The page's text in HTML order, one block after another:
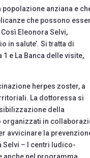
anziana e
che possono
Eleonora Selvi,
in salute’. Si tratta di
e La Banca delle visite,
herpes zoster, a
La dottoressa si
della
organizzati in
avvicinare la
Selvi – I centri ludico-
anche nel programma